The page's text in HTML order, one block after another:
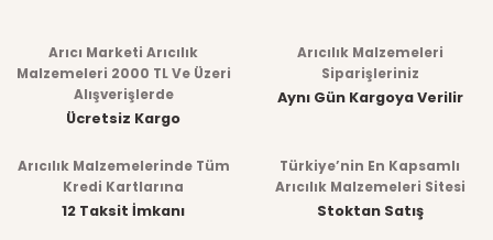
Arıcı Marketi Arıcılık
Malzemeleri 2000 TL Ve Üzeri
Alışverişlerde
Ücretsiz Kargo
Arıcılık Malzemeleri
Siparişleriniz
Aynı Gün Kargoya Verilir
Arıcılık Malzemelerinde Tüm
Kredi Kartlarına
12 Taksit İmkanı
Türkiye’nin En Kapsamlı
Arıcılık Malzemeleri Sitesi
Stoktan Satış